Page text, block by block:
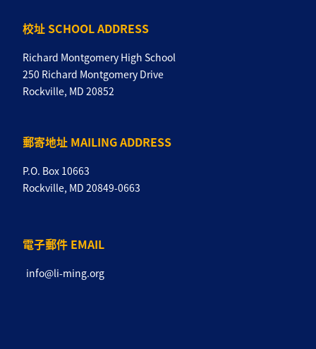
校址 SCHOOL ADDRESS
Richard Montgomery High School
250 Richard Montgomery Drive
Rockville, MD 20852
郵寄地址 MAILING ADDRESS
P.O. Box 10663
Rockville, MD 20849-0663
電子郵件 EMAIL
info@li-ming.org